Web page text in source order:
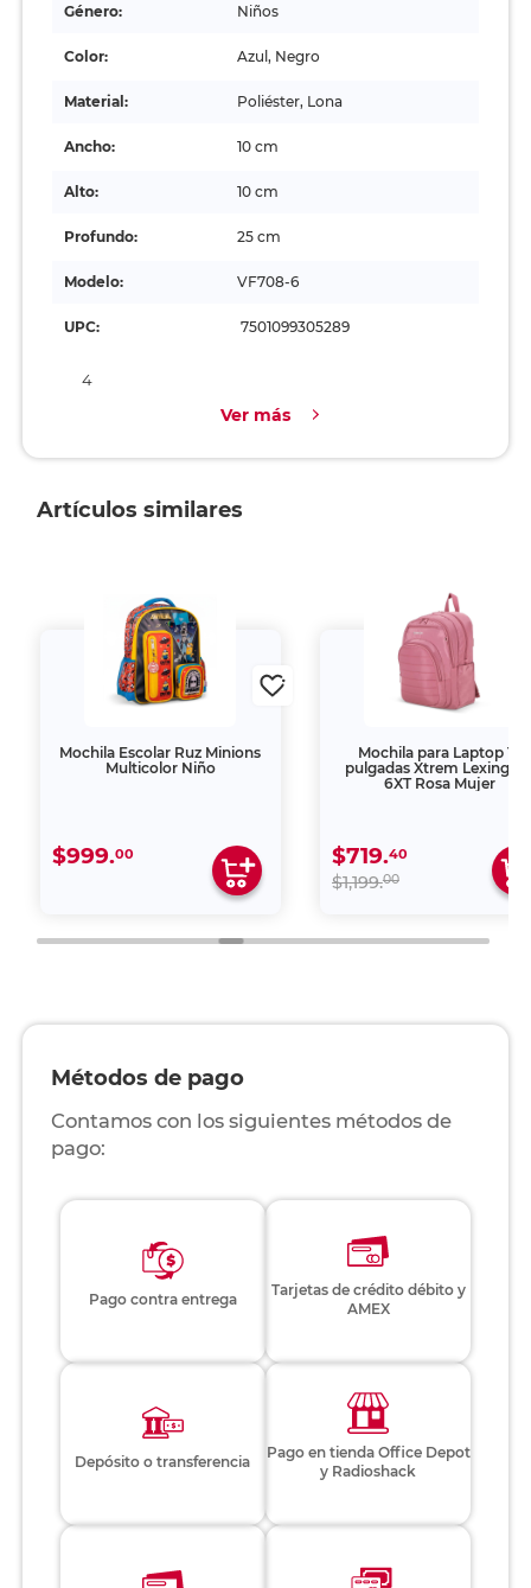
Género: Niños
Color: Azul, Negro
Material: Poliéster, Lona
Ancho: 10 cm
Alto: 10 cm
Profundo: 25 cm
Modelo: VF708-6
UPC: 7501099305289
4
Ver más
Artículos similares
Mochila Escolar Ruz Minions
Multicolor Niño
$999.00
Mochila para Laptop 15
pulgadas Xtrem
6XT Rosa Mujer
$719.40
$1,199.00
Métodos de pago
Contamos con los siguientes métodos de
pago:
Pago contra entrega
Tarjetas de crédito débito y
AMEX
Depósito o transferencia
Pago en tienda Office Depot
y Radioshack